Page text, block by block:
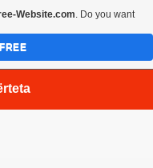
Website.com. Do you want